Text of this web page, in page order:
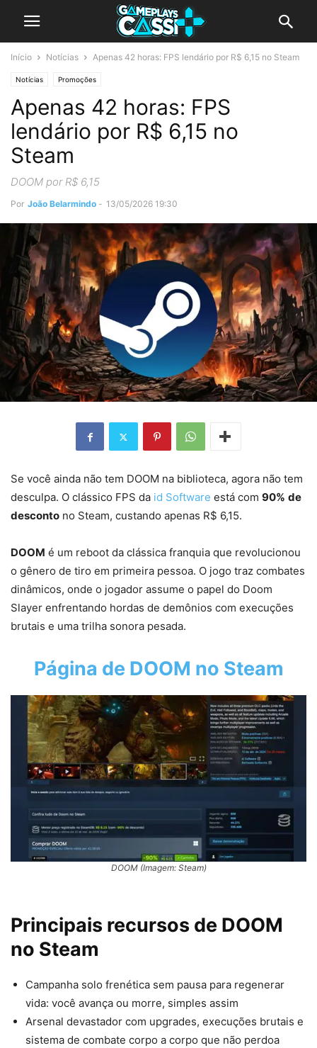
Início Notícias Apenas 42 horas: FPS lendário por R$ 6,15 no Steam
Notícias Promoções
Apenas 42 horas: FPS
lendário por R$ 6,15 no
Steam
DOOM por R$ 6,15
Por João Belarmindo - 13/05/2026 19:30
Se você ainda não tem DOOM na biblioteca, agora não tem
desculpa. O clássico FPS da id Software está com 90% de
desconto no Steam, custando apenas R$ 6,15.
DOOM é um reboot da clássica franquia que revolucionou
o gênero de tiro em primeira pessoa. O jogo traz combates
dinâmicos, onde o jogador assume o papel do Doom
Slayer enfrentando hordas de demônios com execuções
brutais e uma trilha sonora pesada.
Página de DOOM no Steam
DOOM (Imagem: Steam)
Principais recursos de DOOM
no Steam
Campanha solo frenética sem pausa para regenerar
vida: você avança ou morre, simples assim
Arsenal devastador com upgrades, execuções brutais e
sistema de combate corpo a corpo que não perdoa